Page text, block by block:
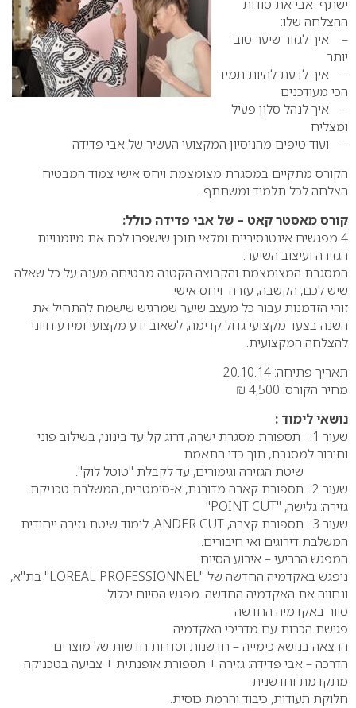
ישתף אבי את סודות
ההצלחה שלו:
– איך לגזור שיער טוב
יותר
– איך לדעת להיות תמיד
הכי מעודכנים
– איך לנהל סלון פעיל
ומצליח
– ועוד טיפים מהניסיון המקצועי העשיר של אבי פדידה
הקורס מתקיים במסגרת מצומצמת ויחס אישי צמוד המבטיח
הצלחה לכל תלמיד ומשתתף.
קורס מאסטר קאט – של אבי פדידה כולל:
4 מפגשים אינטנסיביים ומלאי תוכן שישפרו לכם את מיומנויות
הגזירה ועיצוב השיער.
המסגרת המצומצמת והקבוצה הקטנה מבטיחה מענה על כל שאלה
שיש לכם, הקשבה, עזרה ויחס אישי.
זוהי הזדמנות עבור כל מעצב שיער שמרגיש שישמח להתחיל את
השנה בצעד מקצועי גדול קדימה, לשאוב ידע מקצועי ומידע חיוני
להצלחה המקצועית.
תאריך פתיחה: 20.10.14
מחיר הקורס: 4,500 ₪
נושאי לימוד :
שעור 1: תספורת מסגרת ישרה, דרוג קל עד בינוני, בשילוב פוני
וחיבור למסגרת, תוך כדי התאמת
שיטת הגזירה וגימורים, עד לקבלת "טוטל לוק".
שעור 2: תספורת קארה מדורגת, א-סימטרית, המשלבת טכניקת
גזירה: גלישה, "POINT CUT"
שעור 3: תספורת קצרה, ANDER CUT, לימוד שיטת גזירה ייחודית
המשלבת דירוגים ואי חיבורים.
המפגש הרביעי – אירוע הסיום:
ניפגש באקדמיה החדשה של "LOREAL PROFESSIONNEL" בת"א,
ונחווה את האקדמיה החדשה. מפגש הסיום יכלול:
סיור באקדמיה החדשה
פגישת הכרות עם מדריכי האקדמיה
הרצאה בנושא כימייה – חדשנות וסדרות חדשות של מוצרים
הדרכה – אבי פדידה: גזירה + תספורת אופנתית + צביעה בטכניקה
מתקדמת וחדשנית
חלוקת תעודות, כיבוד והרמת כוסית.